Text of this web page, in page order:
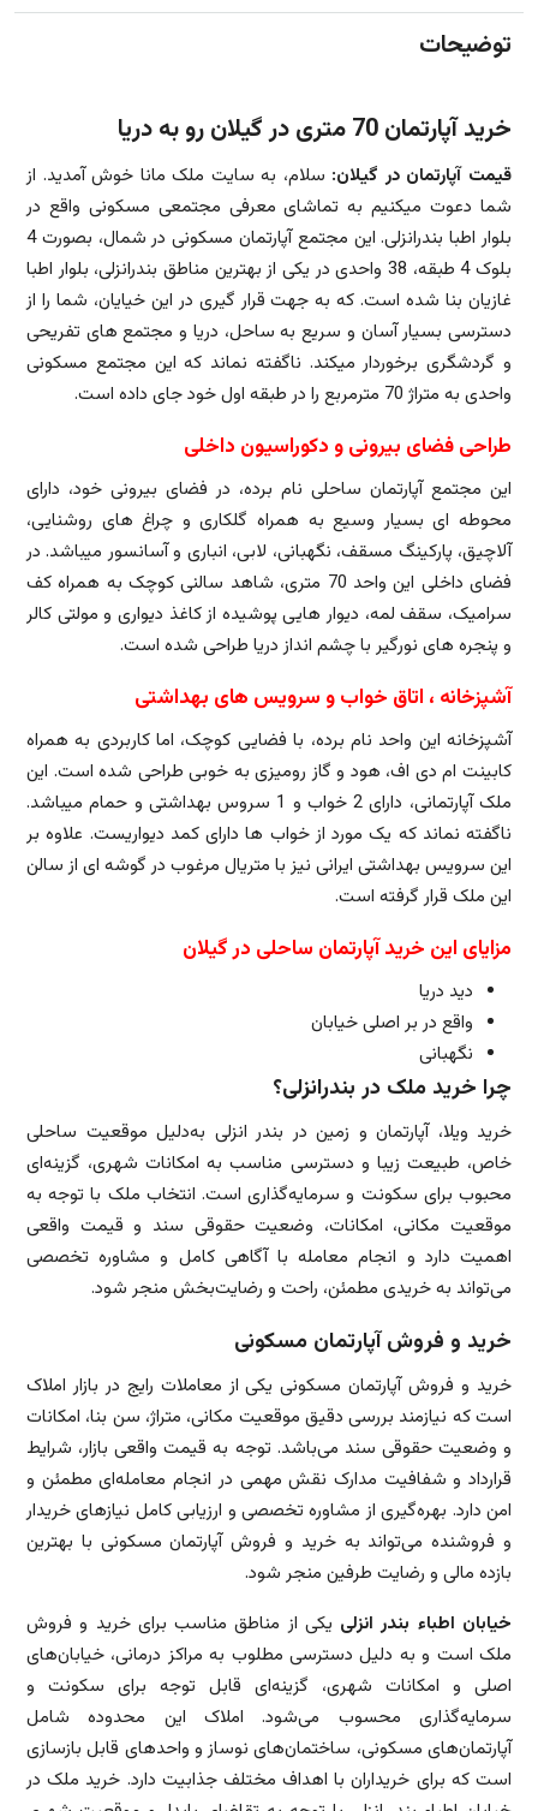
توضیحات
خرید آپارتمان 70 متری در گیلان رو به دریا
قیمت آپارتمان در گیلان: سلام، به سایت ملک مانا خوش آمدید. از
شما دعوت میکنیم به تماشای معرفی مجتمعی مسکونی واقع در
بلوار اطبا بندرانزلی. این مجتمع آپارتمان مسکونی در شمال، بصورت 4
بلوک 4 طبقه، 38 واحدی در یکی از بهترین مناطق بندرانزلی، بلوار اطبا
غازیان بنا شده است. که به جهت قرار گیری در این خیایان، شما را از
دسترسی بسیار آسان و سریع به ساحل، دریا و مجتمع های تفریحی
و گردشگری برخوردار میکند. ناگفته نماند که این مجتمع مسکونی
واحدی به متراژ 70 مترمربع را در طبقه اول خود جای داده است.
طراحی فضای بیرونی و دکوراسیون داخلی
این مجتمع آپارتمان ساحلی نام برده، در فضای بیرونی خود، دارای
محوطه ای بسیار وسیع به همراه گلکاری و چراغ های روشنایی،
آلاچیق، پارکینگ مسقف، نگهبانی، لابی، انباری و آسانسور میباشد. در
فضای داخلی این واحد 70 متری، شاهد سالنی کوچک به همراه کف
سرامیک، سقف لمه، دیوار هایی پوشیده از کاغذ دیواری و مولتی کالر
و پنجره های نورگیر با چشم انداز دریا طراحی شده است.
آشپزخانه ، اتاق خواب و سرویس های بهداشتی
آشپزخانه این واحد نام برده، با فضایی کوچک، اما کاربردی به همراه
کابینت ام دی اف، هود و گاز رومیزی به خوبی طراحی شده است. این
ملک آپارتمانی، دارای 2 خواب و 1 سروس بهداشتی و حمام میباشد.
ناگفته نماند که یک مورد از خواب ها دارای کمد دیواریست. علاوه بر
این سرویس بهداشتی ایرانی نیز با متریال مرغوب در گوشه ای از سالن
این ملک قرار گرفته است.
مزایای این خرید آپارتمان ساحلی در گیلان
دید دریا
واقع در بر اصلی خیابان
نگهبانی
چرا خرید ملک در بندرانزلی؟
خرید ویلا، آپارتمان و زمین در بندر انزلی به‌دلیل موقعیت ساحلی
خاص، طبیعت زیبا و دسترسی مناسب به امکانات شهری، گزینه‌ای
محبوب برای سکونت و سرمایه‌گذاری است. انتخاب ملک با توجه به
موقعیت مکانی، امکانات، وضعیت حقوقی سند و قیمت واقعی
اهمیت دارد و انجام معامله با آگاهی کامل و مشاوره تخصصی
می‌تواند به خریدی مطمئن، راحت و رضایت‌بخش منجر شود.
خرید و فروش آپارتمان مسکونی
خرید و فروش آپارتمان مسکونی یکی از معاملات رایج در بازار املاک
است که نیازمند بررسی دقیق موقعیت مکانی، متراژ، سن بنا، امکانات
و وضعیت حقوقی سند می‌باشد. توجه به قیمت واقعی بازار، شرایط
قرارداد و شفافیت مدارک نقش مهمی در انجام معامله‌ای مطمئن و
امن دارد. بهره‌گیری از مشاوره تخصصی و ارزیابی کامل نیازهای خریدار
و فروشنده می‌تواند به خرید و فروش آپارتمان مسکونی با بهترین
بازده مالی و رضایت طرفین منجر شود.
خیابان اطباء بندر انزلی یکی از مناطق مناسب برای خرید و فروش
ملک است و به دلیل دسترسی مطلوب به مراکز درمانی، خیابان‌های
اصلی و امکانات شهری، گزینه‌ای قابل توجه برای سکونت و
سرمایه‌گذاری محسوب می‌شود. املاک این محدوده شامل
آپارتمان‌های مسکونی، ساختمان‌های نوساز و واحدهای قابل بازسازی
است که برای خریداران با اهداف مختلف جذابیت دارد. خرید ملک در